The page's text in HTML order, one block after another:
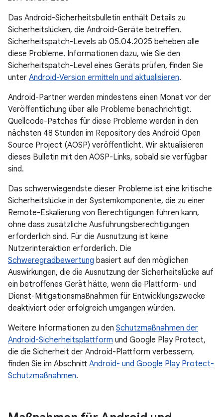
Das Android-Sicherheitsbulletin enthält Details zu
Sicherheitslücken, die Android-Geräte betreffen.
Sicherheitspatch-Levels ab 05.04.2025 beheben alle
diese Probleme. Informationen dazu, wie Sie den
Sicherheitspatch-Level eines Geräts prüfen, finden Sie
unter Android-Version ermitteln und aktualisieren.
Android-Partner werden mindestens einen Monat vor der
Veröffentlichung über alle Probleme benachrichtigt.
Quellcode-Patches für diese Probleme werden in den
nächsten 48 Stunden im Repository des Android Open
Source Project (AOSP) veröffentlicht. Wir aktualisieren
dieses Bulletin mit den AOSP-Links, sobald sie verfügbar
sind.
Das schwerwiegendste dieser Probleme ist eine kritische
Sicherheitslücke in der Systemkomponente, die zu einer
Remote-Eskalierung von Berechtigungen führen kann,
ohne dass zusätzliche Ausführungsberechtigungen
erforderlich sind. Für die Ausnutzung ist keine
Nutzerinteraktion erforderlich. Die
Schweregradbewertung basiert auf den möglichen
Auswirkungen, die die Ausnutzung der Sicherheitslücke auf
ein betroffenes Gerät hätte, wenn die Plattform- und
Dienst-Mitigationsmaßnahmen für Entwicklungszwecke
deaktiviert oder erfolgreich umgangen würden.
Weitere Informationen zu den Schutzmaßnahmen der
Android-Sicherheitsplattform und Google Play Protect,
die die Sicherheit der Android-Plattform verbessern,
finden Sie im Abschnitt Android- und Google Play Protect-
Schutzmaßnahmen.